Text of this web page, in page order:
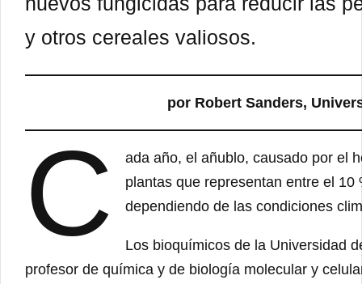
y otros cereales valiosos.
por Robert Sanders,
C
ada año, el añublo, causado por el
plantas que representan entre el
dependiendo de las condiciones
Los bioquímicos de la Universidad
profesor de química y de biología molecular y